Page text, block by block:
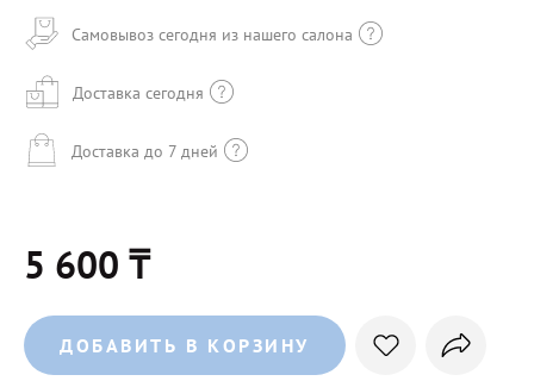
Самовывоз сегодня из нашего салона
Доставка сегодня
Доставка до 7 дней
5 600 ₸
ДОБАВИТЬ В КОРЗИНУ